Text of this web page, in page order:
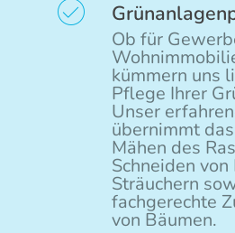
Ob für
kümmern uns
Pflege Ihrer
Unser
übernimmt
Mähen des
Schneiden von
Sträuchern
fachgerechte
von Bäumen.